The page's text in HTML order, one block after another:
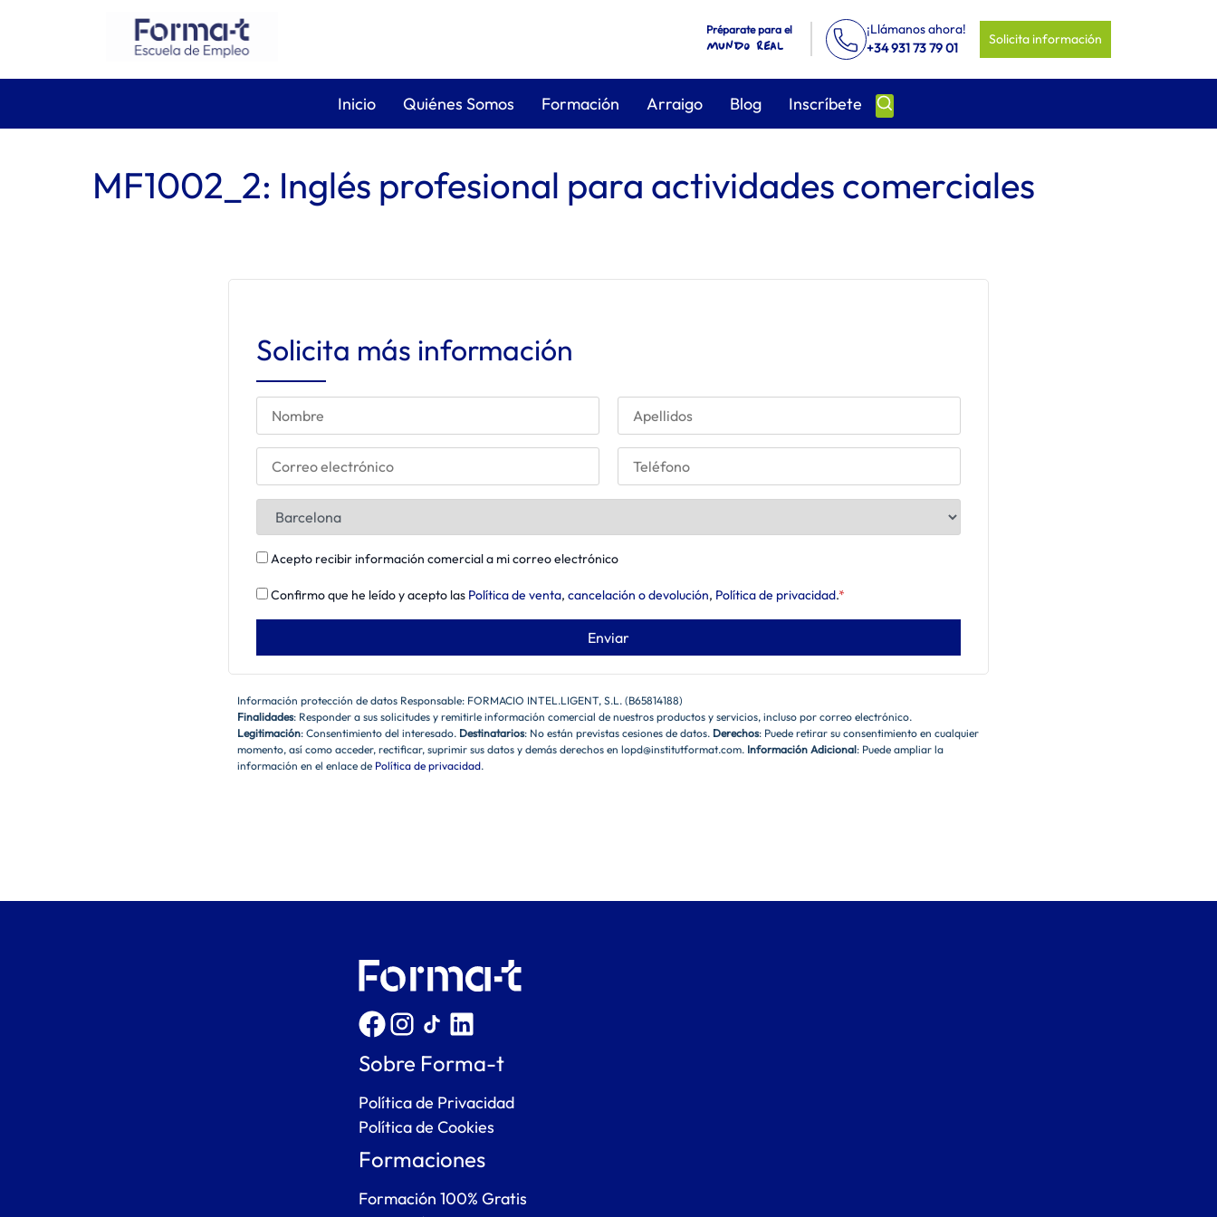
Préparate para el
mundo real
¡Llámanos ahora!
+34 931 73 79 01
Solicita información
Inicio Quiénes Somos Formación Arraigo Blog Inscríbete
MF1002_2: Inglés profesional para actividades comerciales
Solicita más información
Acepto recibir información comercial a mi correo electrónico
Confirmo que he leído y acepto las Política de venta, cancelación o devolución, Política de privacidad.*
Información protección de datos Responsable: FORMACIO INTEL.LIGENT, S.L. (B65814188)
Finalidades: Responder a sus solicitudes y remitirle información comercial de nuestros productos y servicios, incluso por correo electrónico.
Legitimación: Consentimiento del interesado. Destinatarios: No están previstas cesiones de datos. Derechos: Puede retirar su consentimiento en cualquier
momento, así como acceder, rectificar, suprimir sus datos y demás derechos en lopd@institutformat.com. Información Adicional: Puede ampliar la
información en el enlace de Política de privacidad.
Sobre Forma-t
Política de Privacidad
Política de Cookies
Formaciones
Formación 100% Gratis